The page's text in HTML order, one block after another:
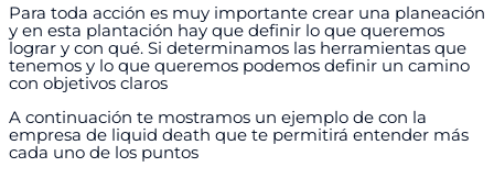
Para toda acción es muy importante crear una planeación
y en esta plantación hay que definir lo que queremos
lograr y con qué. Si determinamos las herramientas que
tenemos y lo que queremos podemos definir un camino
con objetivos claros
A continuación te mostramos un ejemplo de con la
empresa de liquid death que te permitirá entender más
cada uno de los puntos